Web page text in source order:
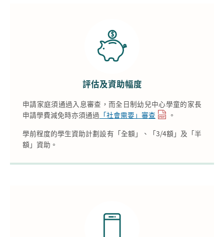
評估及資助幅度
申請家庭須通過入息審查，而全日制幼兒中心學童的家長
申請學費減免時亦須通過 「社會需要」審查
。
學前程度的學生資助計劃設有「全額」、「3/4額」及「半
額」資助。